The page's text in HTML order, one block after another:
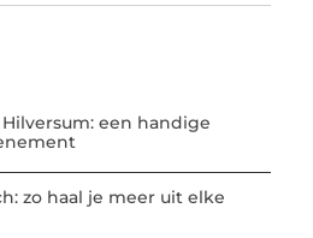
een handige
zo haal je meer uit elke